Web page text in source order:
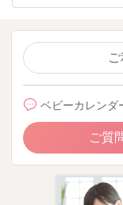
ベビーカレンダ
ご質